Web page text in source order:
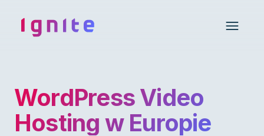
Ignite • Video Experience Cloud
Open
WordPress Video
Hosting w Europie